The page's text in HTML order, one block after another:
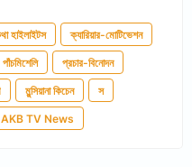
হাইলাইটস ক্যারিয়ার-মোটিভেশন
পাঁচমিশেলি প্রচার-বিনোদন
মুন্সিয়ানা কিচেন স
AKB TV News